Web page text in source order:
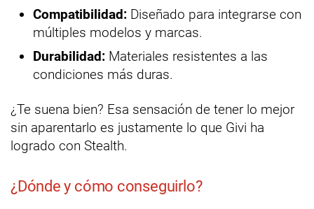
Compatibilidad: Diseñado para integrarse con
múltiples modelos y marcas.
Durabilidad: Materiales resistentes a las
condiciones más duras.
¿Te suena bien? Esa sensación de tener lo mejor
sin aparentarlo es justamente lo que Givi ha
logrado con Stealth.
¿Dónde y cómo conseguirlo?